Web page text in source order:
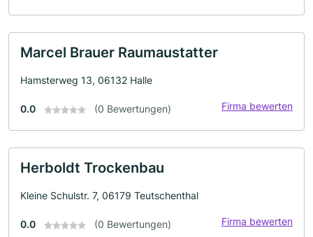
Marcel Brauer Raumaustatter
Hamsterweg 13, 06132 Halle
0.0 (0 Bewertungen) Firma bewerten
Herboldt Trockenbau
Kleine Schulstr. 7, 06179 Teutschenthal
0.0 (0 Bewertungen) Firma bewerten